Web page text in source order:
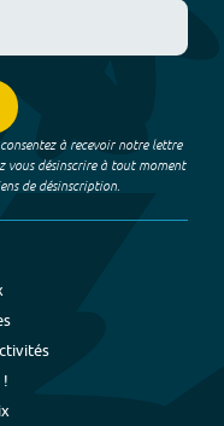
à recevoir notre lettre
vous désinscrire à tout moment
de désinscription.
!